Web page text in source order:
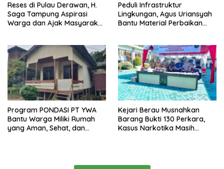
Reses di Pulau Derawan, H.
Saga Tampung Aspirasi
Warga dan Ajak Masyarakat
Peduli Infrastruktur
Lingkungan, Agus Uriansyah
Bantu Material Perbaikan
Program PONDASI PT YWA
Bantu Warga Miliki Rumah
yang Aman, Sehat, dan
Kejari Berau Musnahkan
Barang Bukti 130 Perkara,
Kasus Narkotika Masih